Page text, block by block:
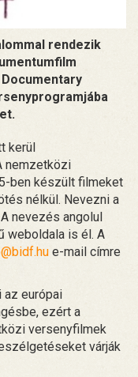
rendezik
kerül
nemzetközi
ben készült filmeket
nélkül. Nevezni a
nevezés angolul
weboldala is él. A
e-mail címre
az európai
ezért a
versenyfilmek
várják